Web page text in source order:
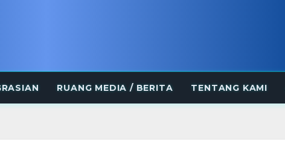
RUANG MEDIA / BERITA TENTANG KAMI